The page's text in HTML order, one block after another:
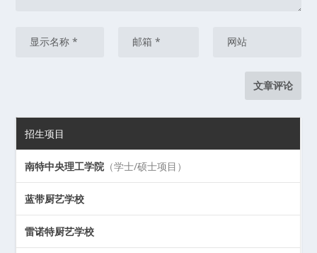
招生项目
南特中央理工学院 （学士/硕士项目）
蓝带厨艺学校
雷诺特厨艺学校